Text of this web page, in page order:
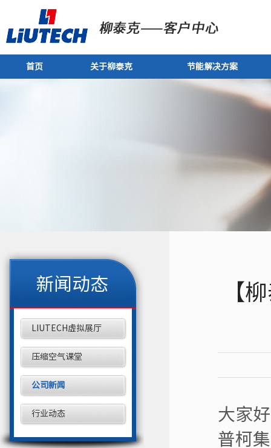
首页 关于柳泰克 节能解决方案
新闻动态
LIUTECH虚拟展厅
压缩空气课堂
公司新闻
行业动态
【
大家
普柯